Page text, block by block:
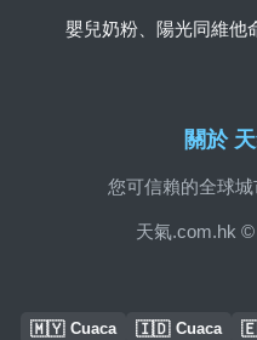
關於
您可信賴的全球城
天氣.com.hk ©
嬰兒奶粉、陽光同維他
🇲🇾 Cuaca 🇮🇩 Cuaca